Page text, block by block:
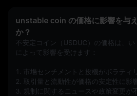
unstable coin の価格に影響を与
か？
不安定コイン（USDUC）の価格は、
によって影響を受けます：
1. 市場センチメントと投機がボラティ
2. 取引量と流動性が価格の安定性に影
3. 規制に関するニュースや政策変更が